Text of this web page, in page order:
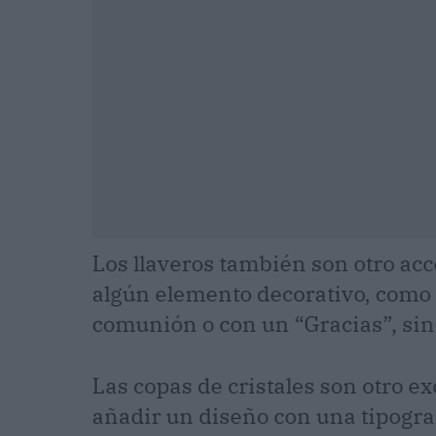
Los llaveros también son otro
algún elemento decorativo,
comunión o con un “Gracias”,
Las copas de cristales son otro
añadir un diseño con una